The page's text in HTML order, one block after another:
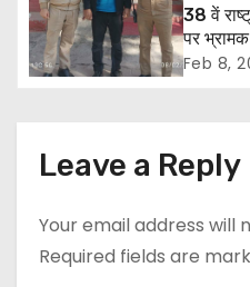
t
i
n
38 वें
पर
को
Feb 8,
Leave a Reply
Your email address will
Required fields are